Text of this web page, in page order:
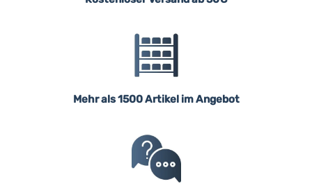
Mehr als 1500 Artikel im Angebot